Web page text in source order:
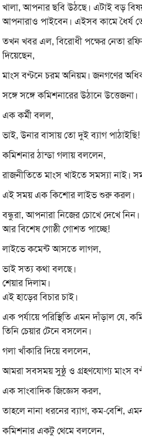
খালা, আপনার ছবি উঠছে। এটাই বড়
আপনারাও পাইবেন। এইসব কামে ধৈর্য
তখন খবর এল, বিরোধী পক্ষের নেতা
দিয়েছেন,
মাংস বণ্টনে চরম অনিয়ম। জনগণের
সঙ্গে সঙ্গে কমিশনারের উঠানে উত্তেজনা।
এক কর্মী বলল,
ভাই, উনার বাসায় তো দুই ব্যাগ পাঠাইছি!
কমিশনার ঠান্ডা গলায় বললেন,
রাজনীতিতে মাংস খাইতে সমস্যা নাই।
এই সময় এক কিশোর লাইভ শুরু করল।
বন্ধুরা, আপনারা নিজের চোখে দেখে
আর বিশেষ গোষ্ঠী গোশত পাচ্ছে!
লাইভে কমেন্ট আসতে লাগল,
ভাই সত্য কথা বলছে।
শেয়ার দিলাম।
এই হাড়ের বিচার চাই।
এক পর্যায়ে পরিস্থিতি এমন দাঁড়াল যে,
তিনি চেয়ার টেনে বসলেন।
গলা খাঁকারি দিয়ে বললেন,
আমরা সবসময় সুষ্ঠু ও গ্রহণযোগ্য মাংস
এক সাংবাদিক জিজ্ঞেস করল,
তাহলে নানা ধরনের ব্যাগ, কম-বেশি,
কমিশনার একটু থেমে বললেন,